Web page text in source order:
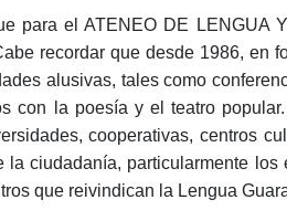
para el ATENEO DE LENGUA
recordar que desde 1986, en
alusivas, tales como
con la poesía y el teatro
cooperativas, centros
la ciudadanía, particularmente
que reivindican la Lengua